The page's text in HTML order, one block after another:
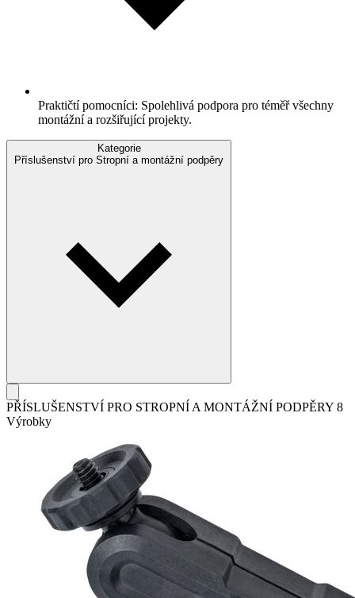
Praktičtí pomocníci: Spolehlivá podpora pro téměř všechny
montážní a rozšiřující projekty.
Kategorie
Příslušenství pro Stropní a montážní podpěry
PŘÍSLUŠENSTVÍ PRO STROPNÍ A MONTÁŽNÍ PODPĚRY 8
Výrobky